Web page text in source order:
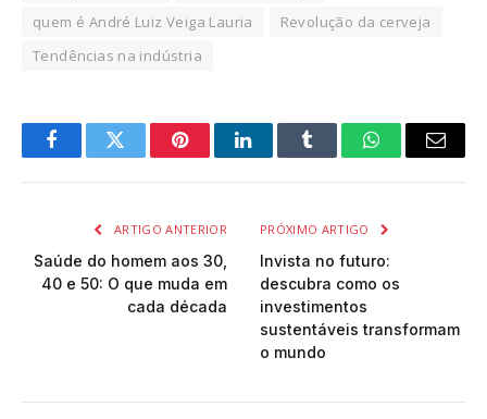
quem é André Luiz Veiga Lauria
Revolução da cerveja
Tendências na indústria
FacebookTwitter PinterestLinkedInTumblr WhatsAppEmail
ARTIGO ANTERIOR
Saúde do homem aos 30,
40 e 50: O que muda em
cada década
PRÓXIMO ARTIGO
Invista no futuro:
descubra como os
investimentos
sustentáveis transformam
o mundo